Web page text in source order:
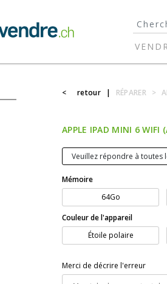
< retour | RÉPARER >
APPLE IPAD MINI 6 WIFI
Veuillez répondre à toutes
Mémoire
64Go
Couleur de l'appareil
Étoile polaire
Merci de décrire l'erreur